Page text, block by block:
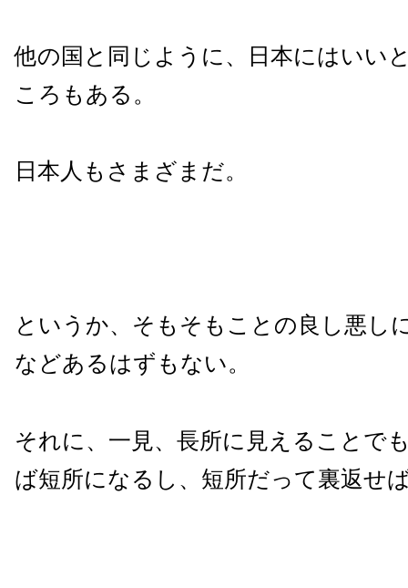
他の国と同じように、日本にはいい
ころもある。
日本人もさまざまだ。
というか、そもそもことの良し悪し
などあるはずもない。
それに、一見、長所に見えることで
ば短所になるし、短所だって裏返せ